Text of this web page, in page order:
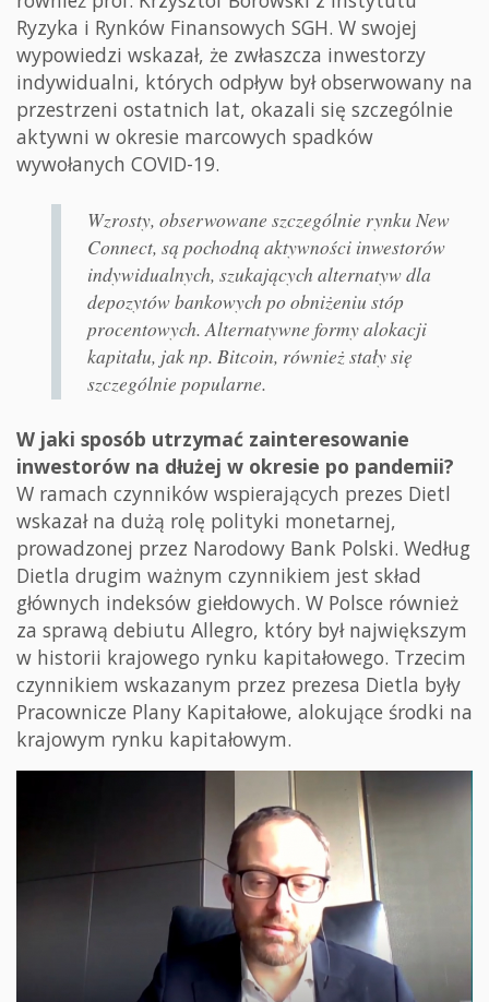
Ryzyka i Rynków Finansowych SGH. W swojej
wypowiedzi wskazał, że zwłaszcza inwestorzy
indywidualni, których odpływ był obserwowany na
przestrzeni ostatnich lat, okazali się szczególnie
aktywni w okresie marcowych spadków
wywołanych COVID-19.
Wzrosty, obserwowane szczególnie rynku New
Connect, są pochodną aktywności inwestorów
indywidualnych, szukających alternatyw dla
depozytów bankowych po obniżeniu stóp
procentowych. Alternatywne formy alokacji
kapitału, jak np. Bitcoin, również stały się
szczególnie popularne.
W jaki sposób utrzymać zainteresowanie
inwestorów na dłużej w okresie po pandemii?
W ramach czynników wspierających prezes Dietl
wskazał na dużą rolę polityki monetarnej,
prowadzonej przez Narodowy Bank Polski. Według
Dietla drugim ważnym czynnikiem jest skład
głównych indeksów giełdowych. W Polsce również
za sprawą debiutu Allegro, który był największym
w historii krajowego rynku kapitałowego. Trzecim
czynnikiem wskazanym przez prezesa Dietla były
Pracownicze Plany Kapitałowe, alokujące środki na
krajowym rynku kapitałowym.